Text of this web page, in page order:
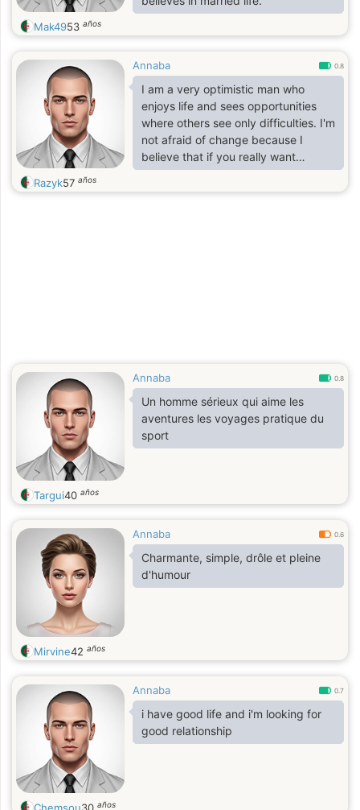
Mak4953 años
Annaba 0.8
I am a very optimistic man who
enjoys life and sees opportunities
where others see only difficulties. I'm
not afraid of change because I
believe that if you really want
something, nothing is impossible. I
adore animals and nature. I've made
Razyk57 años
Annaba 0.8
Un homme sérieux qui aime les
aventures les voyages pratique du
sport
Targui40 años
Annaba 0.6
Charmante, simple, drôle et pleine
d'humour
Mirvine42 años
Annaba 0.7
i have good life and i'm looking for
good relationship
años